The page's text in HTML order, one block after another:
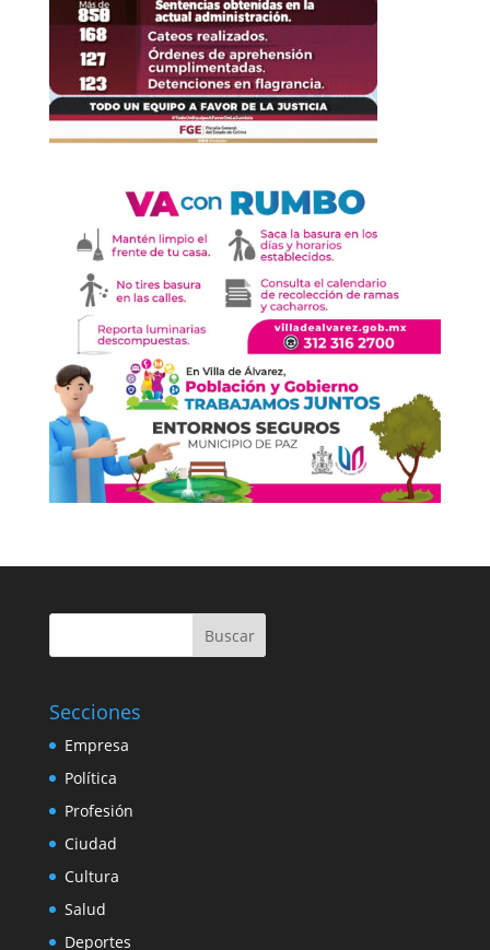
Buscar
Secciones
Empresa
Política
Profesión
Ciudad
Cultura
Salud
Deportes